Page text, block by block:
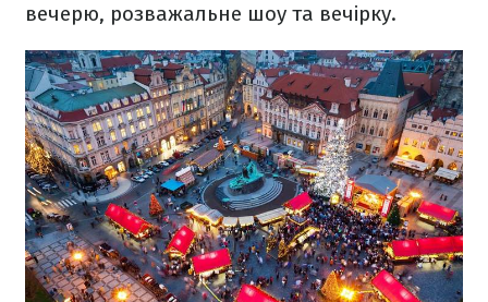
вечерю, розважальне шоу та вечірку.